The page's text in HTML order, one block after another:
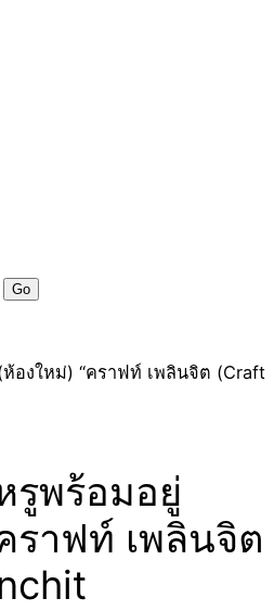
รูพร้อมอยู่
ราฟท์ เพลินจิต